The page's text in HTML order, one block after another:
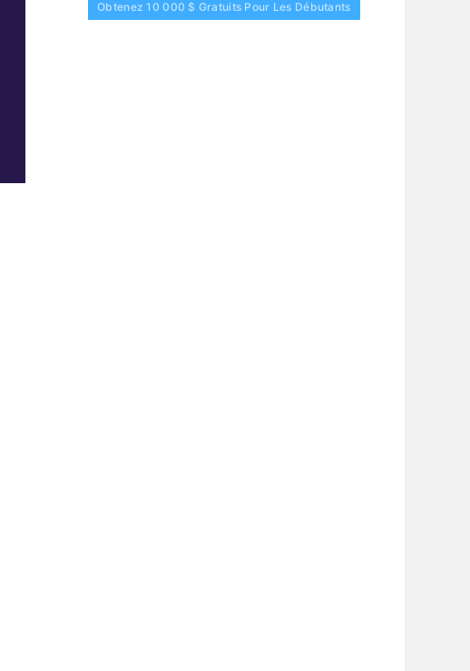
Obtenez 10 000 $ Gratuits Pour Les Débutants